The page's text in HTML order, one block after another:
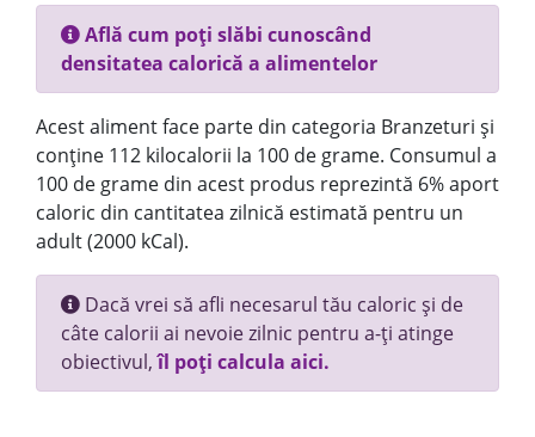
Află cum poți slăbi cunoscând
densitatea calorică a alimentelor
Acest aliment face parte din categoria Branzeturi și
conține 112 kilocalorii la 100 de grame. Consumul a
100 de grame din acest produs reprezintă 6% aport
caloric din cantitatea zilnică estimată pentru un
adult (2000 kCal).
Dacă vrei să afli necesarul tău caloric și de
câte calorii ai nevoie zilnic pentru a-ți atinge
obiectivul,îl poți calcula aici.